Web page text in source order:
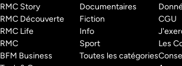
RMC Story
RMC Découverte
RMC Life
RMC
BFM Business
Documentaires
Fiction
Info
Sport
Toutes les catégories
CGU
Les